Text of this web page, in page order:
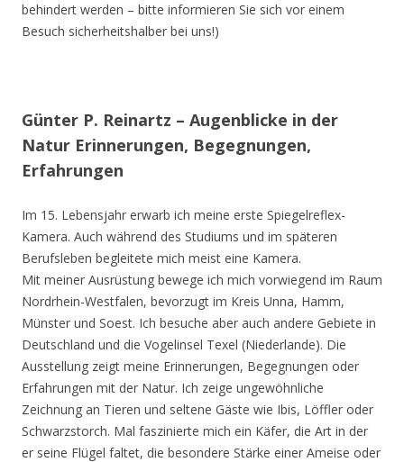
behindert werden – bitte informieren Sie sich vor einem
Besuch sicherheitshalber bei uns!)
Günter P. Reinartz – Augenblicke in der
Natur Erinnerungen, Begegnungen,
Erfahrungen
Im 15. Lebensjahr erwarb ich meine erste Spiegelreflex-
Kamera. Auch während des Studiums und im späteren
Berufsleben begleitete mich meist eine Kamera.
Mit meiner Ausrüstung bewege ich mich vorwiegend im Raum
Nordrhein-Westfalen, bevorzugt im Kreis Unna, Hamm,
Münster und Soest. Ich besuche aber auch andere Gebiete in
Deutschland und die Vogelinsel Texel (Niederlande). Die
Ausstellung zeigt meine Erinnerungen, Begegnungen oder
Erfahrungen mit der Natur. Ich zeige ungewöhnliche
Zeichnung an Tieren und seltene Gäste wie Ibis, Löffler oder
Schwarzstorch. Mal faszinierte mich ein Käfer, die Art in der
er seine Flügel faltet, die besondere Stärke einer Ameise oder